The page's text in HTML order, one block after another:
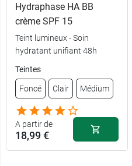
Hydraphase HA BB
crème SPF 15
Teint lumineux - Soin
hydratant unifiant 48h
Teintes
Foncé Clair Médium
A partir de
18,99 €